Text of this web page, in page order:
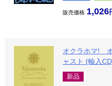
販売価格 1,026
オクラホマ!
ャスト (輸入
新品